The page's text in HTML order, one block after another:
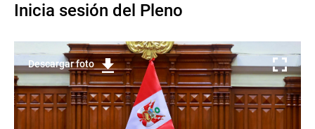
Inicia sesión del Pleno
Descargar foto